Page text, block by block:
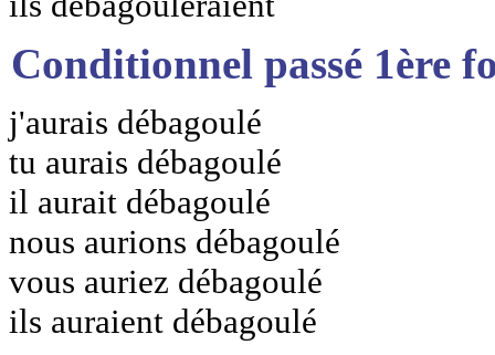
Conditionnel passé 1ère
j'aurais débagoulé
tu aurais débagoulé
il aurait débagoulé
nous aurions débagoulé
vous auriez débagoulé
ils auraient débagoulé